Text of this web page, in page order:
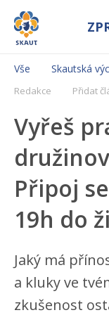
Vše Skautská
Redakce Přidat
Vyřeš
Připoj
19h do
Jaký má
a kluky ve
zkušenost